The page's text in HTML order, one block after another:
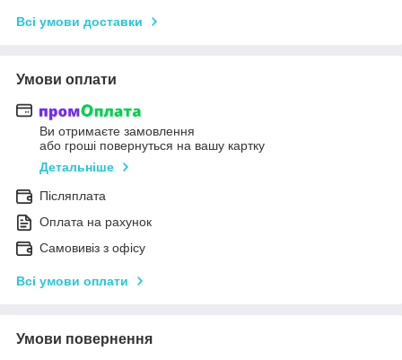
Всі умови доставки
Умови оплати
Ви отримаєте замовлення
або гроші повернуться на вашу картку
Детальніше
Післяплата
Оплата на рахунок
Самовивіз з офісу
Всі умови оплати
Умови повернення